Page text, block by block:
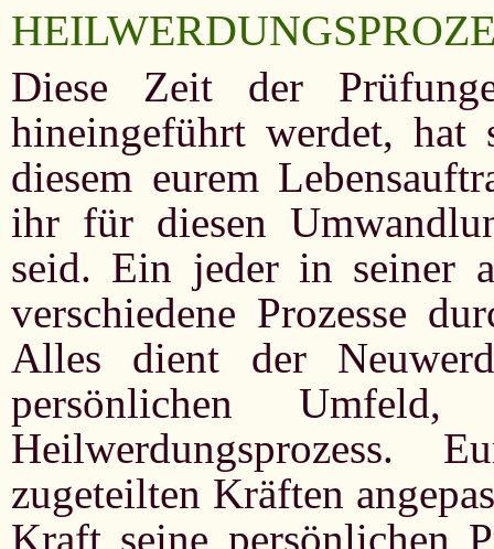
Diese Zeit der
hineingeführt werdet, hat
diesem eurem
ihr für diesen
seid. Ein jeder in seiner
verschiedene Prozesse
Alles dient der
persönlichen
Heilwerdungsprozess.
zugeteilten Kräften
Kraft seine persönlichen